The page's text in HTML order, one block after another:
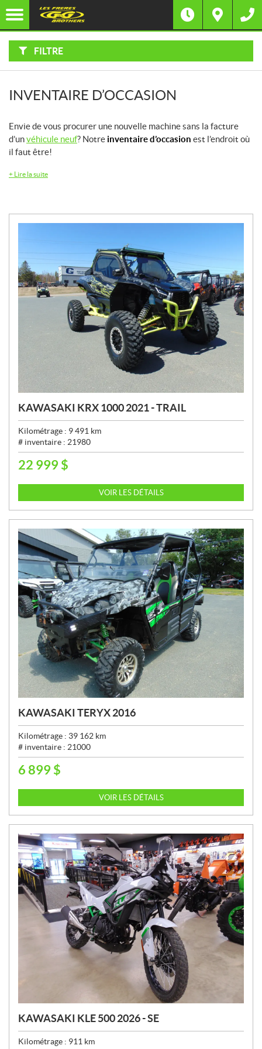
FILTRE
F
I
L
T
R
Filtre
Catégorie
Prix
Inventaire
INVENTAIRE D’OCCASION
Envie de vous procurer une nouvelle machine sans la facture
d’unvéhicule neuf? Notre inventaire d’occasion est l’endroit où
il faut être!
+ Lire la suite
KAWASAKI KRX 1000 2021 - TRAIL
Kilométrage : 9 491 km
# inventaire : 21980
P
X
:
22 999 $
VOIR LES DÉTAILS
KAWASAKI TERYX 2016
Kilométrage : 39 162 km
# inventaire : 21000
P
X
:
6 899 $
VOIR LES DÉTAILS
KAWASAKI KLE 500 2026 - SE
Kilométrage : 911 km